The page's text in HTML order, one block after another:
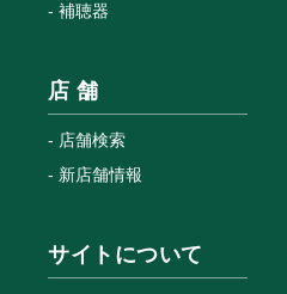
補聴器
店 舗
店舗検索
新店舗情報
サイトについて